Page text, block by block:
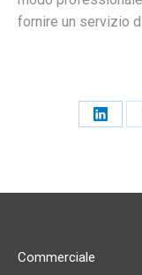
fornire un servizio
Share
Commerciale